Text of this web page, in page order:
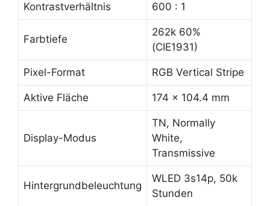
Kontrastverhältnis 600 : 1
Farbtiefe
262k 60%
(CIE1931)
Pixel-Format RGB Vertical Stripe
Aktive Fläche 174 x 104.4 mm
Display-Modus
TN, Normally
White,
Transmissive
Hintergrundbeleuchtung
WLED 3s14p, 50k
Stunden